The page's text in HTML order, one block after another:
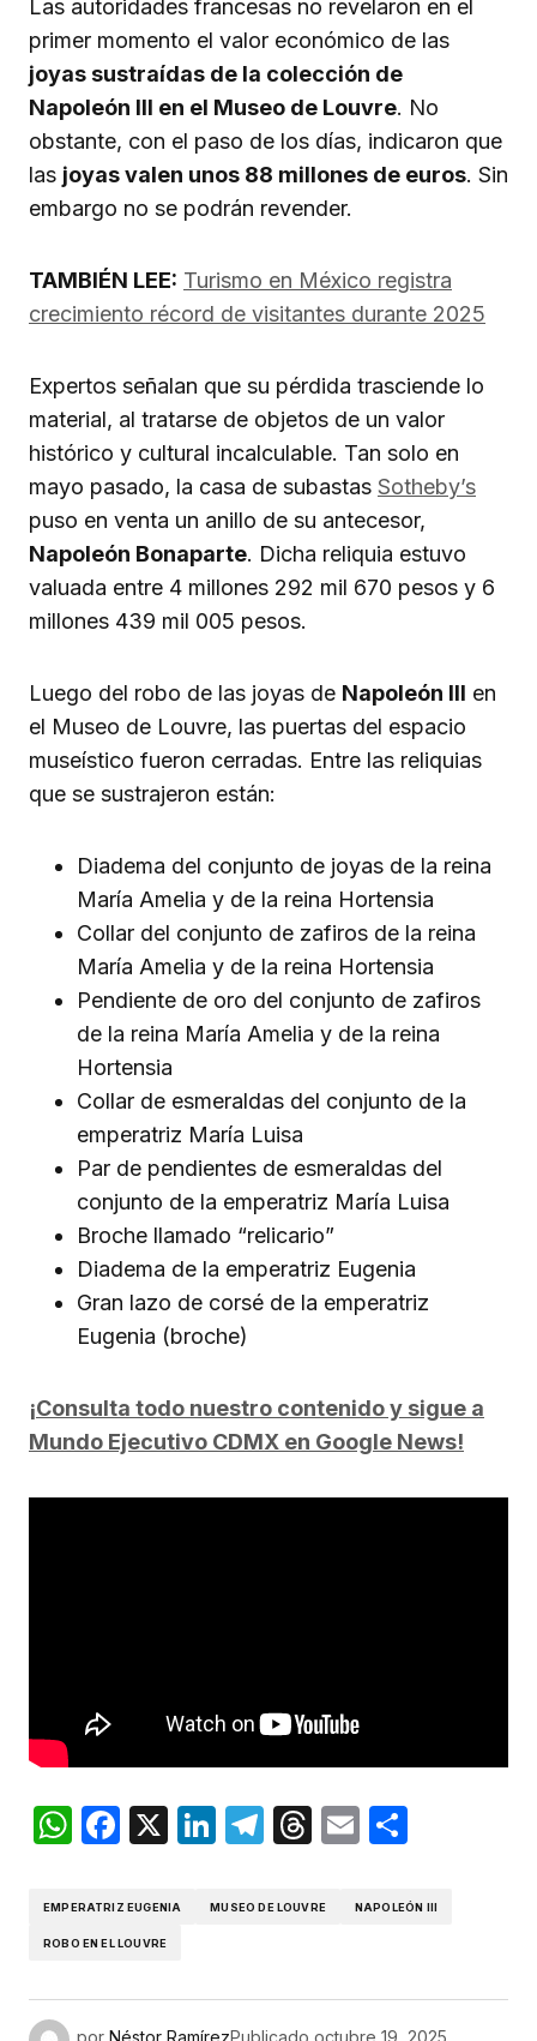
Las autoridades francesas no revelaron en el
primer momento el valor económico de las
joyas sustraídas de la colección de
Napoleón III en el Museo de Louvre. No
obstante, con el paso de los días, indicaron que
las joyas valen unos 88 millones de euros. Sin
embargo no se podrán revender.
TAMBIÉN LEE: Turismo en México registra
crecimiento récord de visitantes durante 2025
Expertos señalan que su pérdida trasciende lo
material, al tratarse de objetos de un valor
histórico y cultural incalculable. Tan solo en
mayo pasado, la casa de subastas Sotheby’s
puso en venta un anillo de su antecesor,
Napoleón Bonaparte. Dicha reliquia estuvo
valuada entre 4 millones 292 mil 670 pesos y 6
millones 439 mil 005 pesos.
Luego del robo de las joyas de Napoleón III en
el Museo de Louvre, las puertas del espacio
museístico fueron cerradas. Entre las reliquias
que se sustrajeron están:
Diadema del conjunto de joyas de la reina
María Amelia y de la reina Hortensia
Collar del conjunto de zafiros de la reina
María Amelia y de la reina Hortensia
Pendiente de oro del conjunto de zafiros
de la reina María Amelia y de la reina
Hortensia
Collar de esmeraldas del conjunto de la
emperatriz María Luisa
Par de pendientes de esmeraldas del
conjunto de la emperatriz María Luisa
Broche llamado “relicario”
Diadema de la emperatriz Eugenia
Gran lazo de corsé de la emperatriz
Eugenia (broche)
¡Consulta todo nuestro contenido y sigue a
Mundo Ejecutivo CDMX en Google News!
WhatsApp
Facebook
X LinkedIn
Telegram
Threads
Email
EMPERATRIZ EUGENIA MUSEO DE LOUVRE NAPOLEÓN III
ROBO EN EL LOUVRE